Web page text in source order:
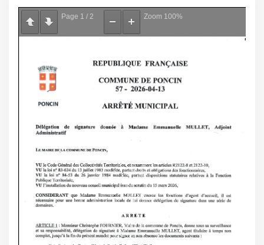
Page 1 /2 Zoom 100%